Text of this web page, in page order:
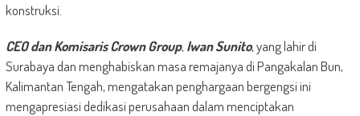
konstruksi.
CEO dan Komisaris Crown Group, Iwan Sunito, yang lahir di
Surabaya dan menghabiskan masa remajanya di Pangakalan Bun,
Kalimantan Tengah, mengatakan penghargaan bergengsi ini
mengapresiasi dedikasi perusahaan dalam menciptakan